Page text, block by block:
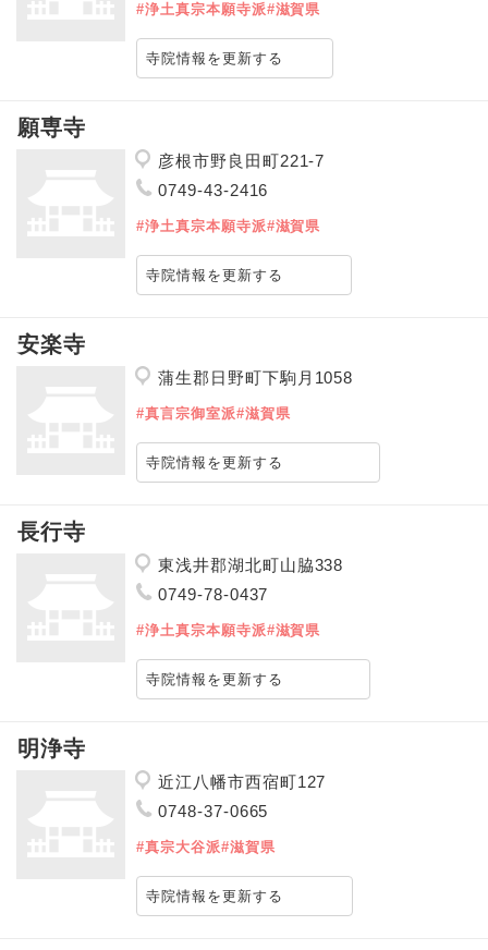
#浄土真宗本願寺派#滋賀県
寺院情報を更新する
願専寺
彦根市野良田町221-7
0749-43-2416
#浄土真宗本願寺派#滋賀県
寺院情報を更新する
安楽寺
蒲生郡日野町下駒月1058
#真言宗御室派#滋賀県
寺院情報を更新する
長行寺
東浅井郡湖北町山脇338
0749-78-0437
#浄土真宗本願寺派#滋賀県
寺院情報を更新する
明浄寺
近江八幡市西宿町127
0748-37-0665
#真宗大谷派#滋賀県
寺院情報を更新する